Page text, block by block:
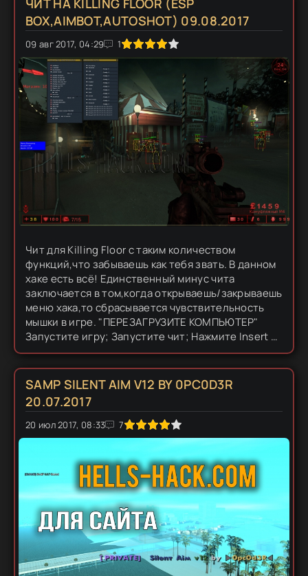
ЧИТ НА KILLING FLOOR (ESP
BOX,AIMBOT,AUTOSHOT) 09.08.2017
09 авг 2017, 04:29 1
1 2 3 4 5
Чит для Killing Floor с таким количеством
функций,что забываешь как тебя звать. В данном
хаке есть всё! Единственный минус чита
заключается в том,когда открываешь/закрываешь
меню хака,то сбрасывается чувствительность
мышки в игре. "ПЕРЕЗАГРУЗИТЕ КОМПЬЮТЕР"
Запустите игру; Запустите чит; Нажмите Insert и
активируйте функции курсором; Зайдите в
настройки>Мышка и...
SAMP SILENT AIM V12 BY 0PC0D3R
20.07.2017
20 июл 2017, 08:33 7
1 2 3 4 5